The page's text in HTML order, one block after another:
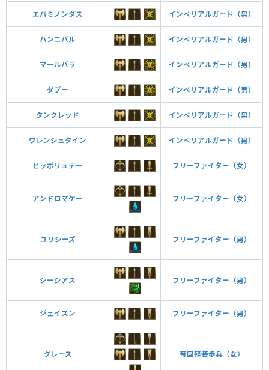
エパミノンダス インペリアルガード（男）
ハンニバル インペリアルガード（男）
マールバラ インペリアルガード（男）
ダブー インペリアルガード（男）
タンクレッド インペリアルガード（男）
ワレンシュタイン インペリアルガード（男）
ヒッポリュテー フリーファイター（女）
アンドロマケー フリーファイター（女）
ユリシーズ フリーファイター（男）
シーシアス フリーファイター（男）
ジェイスン フリーファイター（男）
グレース 帝国軽装歩兵（女）